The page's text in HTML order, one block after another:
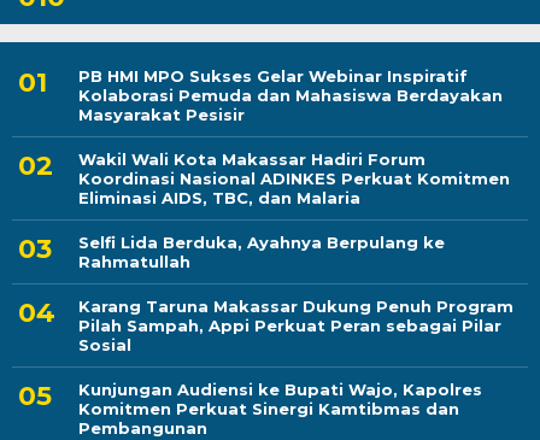
PB HMI MPO Sukses Gelar Webinar Inspiratif
Kolaborasi Pemuda dan Mahasiswa Berdayakan
Masyarakat Pesisir
Wakil Wali Kota Makassar Hadiri Forum
Koordinasi Nasional ADINKES Perkuat Komitmen
Eliminasi AIDS, TBC, dan Malaria
Selfi Lida Berduka, Ayahnya Berpulang ke
Rahmatullah
Karang Taruna Makassar Dukung Penuh Program
Pilah Sampah, Appi Perkuat Peran sebagai Pilar
Sosial
Kunjungan Audiensi ke Bupati Wajo, Kapolres
Komitmen Perkuat Sinergi Kamtibmas dan
Pembangunan